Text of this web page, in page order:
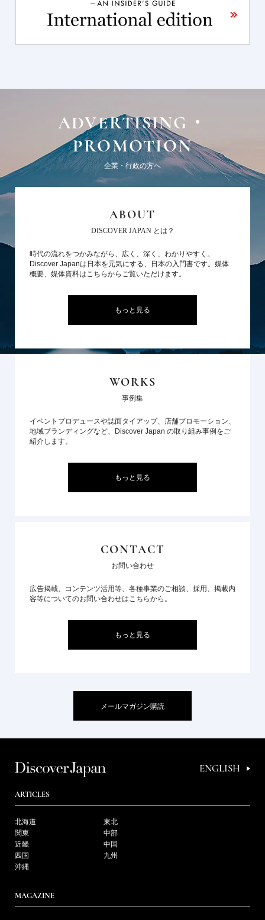
ADVERTISING・
PROMOTION
企業・行政の方へ
ABOUT
DISCOVER JAPAN とは？
時代の流れをつかみながら、広く、深く、わかりやすく。
Discover Japanは日本を元気にする、日本の入門書です。媒体
概要、媒体資料はこちらからご覧いただけます。
もっと見る
WORKS
事例集
イベントプロデュースや誌面タイアップ、店舗プロモーション、
地域ブランディングなど、Discover Japan の取り組み事例をご
紹介します。
もっと見る
CONTACT
お問い合わせ
広告掲載、コンテンツ活用等、各種事業のご相談、採用、掲載内
容等についてのお問い合わせはこちらから。
もっと見る
メールマガジン購読
ENGLISH
ARTICLES
北海道
東北
関東
中部
近畿
中国
四国
九州
沖縄
MAGAZINE